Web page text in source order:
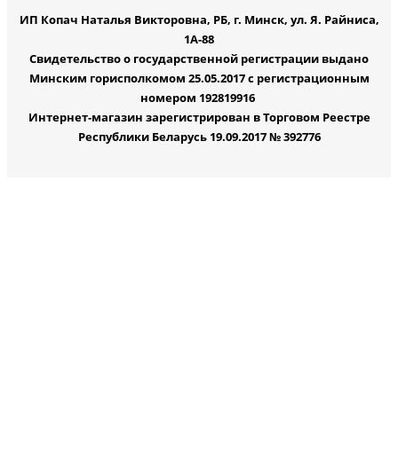
ИП Копач Наталья Викторовна, РБ, г. Минск, ул. Я. Райниса,
1А-88
Свидетельство о государственной регистрации выдано
Минским горисполкомом 25.05.2017 с регистрационным
номером 192819916
Интернет-магазин зарегистрирован в Торговом Реестре
Республики Беларусь 19.09.2017 № 392776